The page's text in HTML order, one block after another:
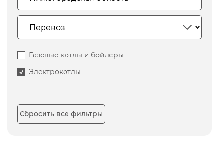
Газовые котлы и бойлеры
Электрокотлы
Сбросить все фильтры